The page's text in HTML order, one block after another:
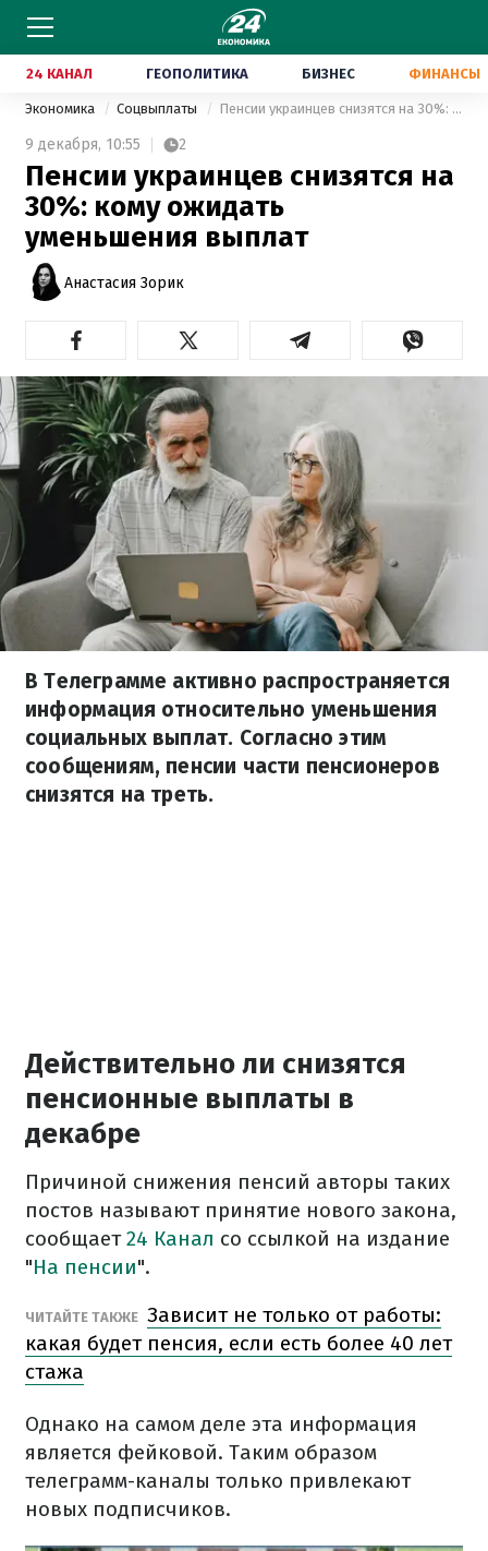
24 КАНАЛ ГЕОПОЛИТИКА БИЗНЕС ФИНАНСЫ
Экономика Соцвыплаты Пенсии украинцев снизятся на 30%: кому ожидать уменьшения выплат
9 декабря, 10:55 2
Пенсии украинцев снизятся на
30%: кому ожидать
уменьшения выплат
Анастасия Зорик
В Телеграмме активно распространяется
информация относительно уменьшения
социальных выплат. Согласно этим
сообщениям, пенсии части пенсионеров
снизятся на треть.
Действительно ли снизятся
пенсионные выплаты в
декабре
Причиной снижения пенсий авторы таких
постов называют принятие нового закона,
сообщает24 Канал со ссылкой на издание
"На пенсии".
ЧИТАЙТЕ ТАКЖЕ Зависит не только от работы:
какая будет пенсия, если есть более 40 лет
стажа
Однако на самом деле эта информация
является фейковой. Таким образом
телеграмм-каналы только привлекают
новых подписчиков.